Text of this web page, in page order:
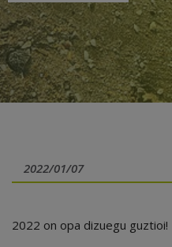
2022/01/07
2022 on opa dizuegu guztioi!